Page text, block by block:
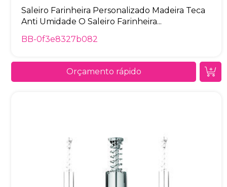
Saleiro Farinheira Personalizado Madeira Teca
Anti Umidade O Saleiro Farinheira...
BB-0f3e8327b082
Orçamento rápido